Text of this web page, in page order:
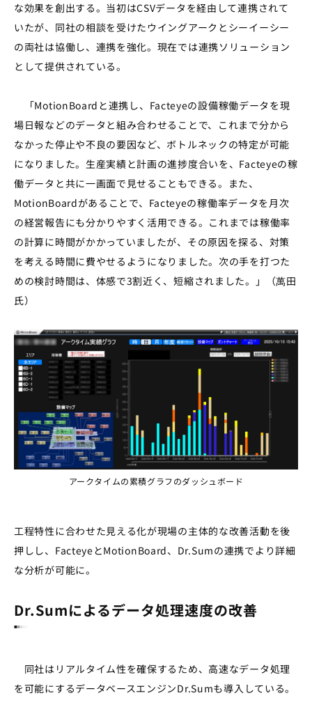
な効果を創出する。当初はCSVデータを経由して連携されて
いたが、同社の相談を受けたウイングアークとシーイーシー
の両社は協働し、連携を強化。現在では連携ソリューション
として提供されている。
「MotionBoardと連携し、Facteyeの設備稼働データを現
場日報などのデータと組み合わせることで、これまで分から
なかった停止や不良の要因など、ボトルネックの特定が可能
になりました。生産実績と計画の進捗度合いを、Facteyeの稼
働データと共に一画面で見せることもできる。また、
MotionBoardがあることで、Facteyeの稼働率データを月次
の経営報告にも分かりやすく活用できる。これまでは稼働率
の計算に時間がかかっていましたが、その原因を探る、対策
を考える時間に費やせるようになりました。次の手を打つた
めの検討時間は、体感で3割近く、短縮されました。」（萬田
氏）
アークタイムの累積グラフのダッシュボード
工程特性に合わせた見える化が現場の主体的な改善活動​を後
押しし、FacteyeとMotionBoard、Dr.Sumの連携でより詳細
な分析が可能に。
Dr.Sumによるデータ処理速度の改善
同社はリアルタイム性を確保するため、高速なデータ処理
を可能にするデータベースエンジンDr.Sumも導入している。